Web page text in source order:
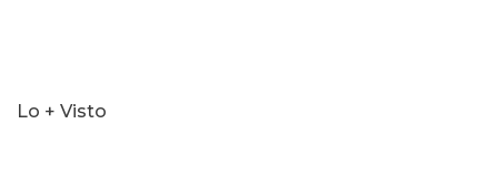
Lo + Visto